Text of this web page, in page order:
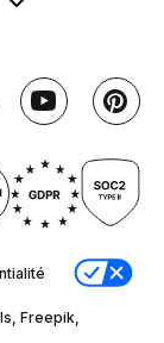
Freepik,